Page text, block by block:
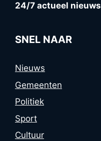
24/7 actueel nieuws
SNEL NAAR
Nieuws
Gemeenten
Politiek
Sport
Cultuur